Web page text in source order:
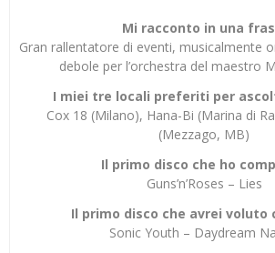
Mi racconto in una
Gran rallentatore di eventi, musicalmente
debole per l’orchestra del maestro
I miei tre locali preferiti per
Cox 18 (Milano), Hana-Bi (Marina di
(Mezzago, MB)
Il primo disco che ho
Guns’n’Roses – Lies
Il primo disco che avrei voluto
Sonic Youth – Daydream